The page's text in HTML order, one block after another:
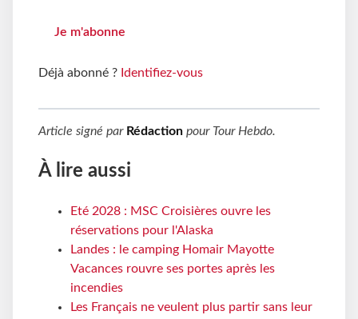
Je m'abonne
Déjà abonné ? Identifiez-vous
Article signé par Rédaction pour Tour Hebdo.
À lire aussi
Eté 2028 : MSC Croisières ouvre les
réservations pour l'Alaska
Landes : le camping Homair Mayotte
Vacances rouvre ses portes après les
incendies
Les Français ne veulent plus partir sans leur